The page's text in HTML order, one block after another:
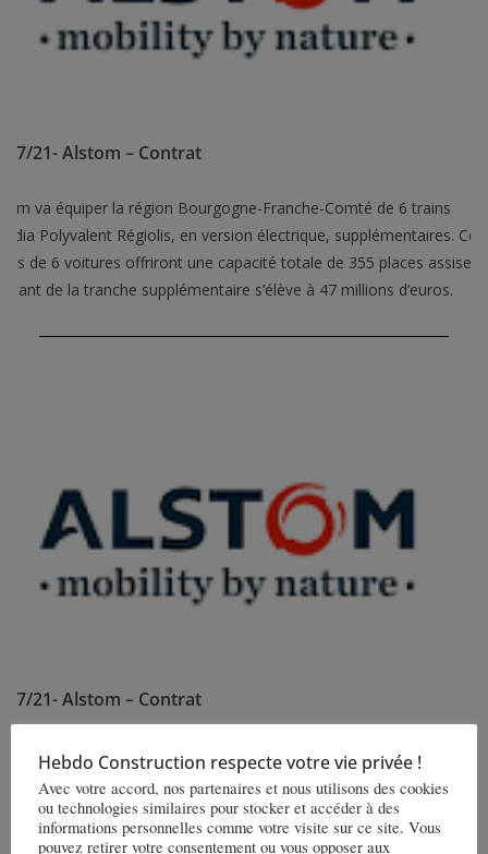
07/21- Alstom – Contrat
va équiper la région Bourgogne-Franche-Comté de 6 trains
Polyvalent Régiolis, en version électrique, supplémentaires. Ces
de 6 voitures offriront une capacité totale de 355 places assises.
de la tranche supplémentaire s’élève à 47 millions d’euros.
07/21- Alstom – Contrat
allemand Magdeburger Verkehrsbetriebe (MVB) a
35 nouveaux tramways Flexity et la fourniture de pièces de
pendant 24 ans. Le contrat, qui est estimé à 190 millions
prévoit en option 28 rames supplémentaires. L’état de Saxe-
Hebdo Construction respecte votre vie privée !
Avec votre accord, nos partenaires et nous utilisons des cookies
ou technologies similaires pour stocker et accéder à des
informations personnelles comme votre visite sur ce site. Vous
pouvez retirer votre consentement ou vous opposer aux